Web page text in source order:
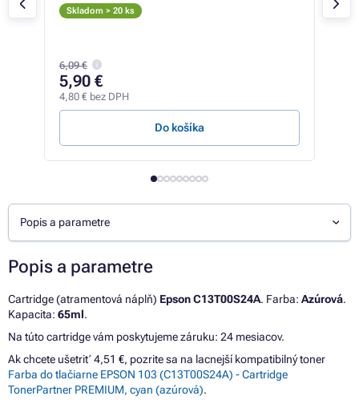
Skladom > 20 ks
6,09 €
5,90 €
4,80 € bez DPH
Do košíka
Popis a parametre
Popis a parametre
Cartridge (atramentová náplň) Epson C13T00S24A. Farba: Azúrová.
Kapacita: 65ml.
Na túto cartridge vám poskytujeme záruku: 24 mesiacov.
Ak chcete ušetriť 4,51 €, pozrite sa na lacnejší kompatibilný toner
Farba do tlačiarne EPSON 103 (C13T00S24A) - Cartridge
TonerPartner PREMIUM, cyan (azúrová).